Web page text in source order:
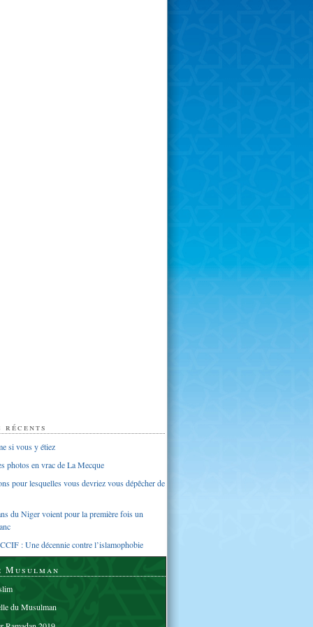
si vous y étiez
photos en vrac de La Mecque
pour lesquelles vous devriez vous dépêcher de
du Niger voient pour la première fois un
: Une décennie contre l’islamophobie
Musulman
du Musulman